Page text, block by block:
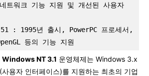
트워크 기능 지원 및 개선된 사용자
: 1995년 출시, PowerPC 프로세서,
등의 기능 지원
Windows NT 3.1 운영체제는 Windows 3.x
용자 인터페이스)를 지원하는 최초의 기업